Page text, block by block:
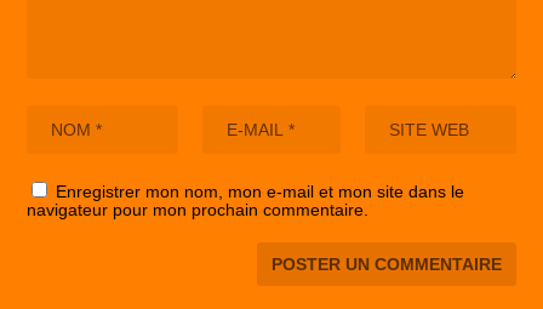
Enregistrer mon nom, mon e-mail et mon site dans le
navigateur pour mon prochain commentaire.